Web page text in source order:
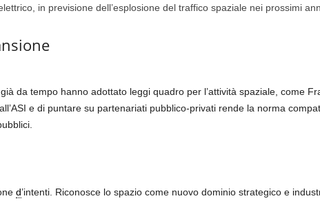
in previsione dell’esplosione del traffico spaziale nei prossimi
da tempo hanno adottato leggi quadro per l’attività spaziale, come
e di puntare su partenariati pubblico-privati rende la norma
d’intenti. Riconosce lo spazio come nuovo dominio strategico e